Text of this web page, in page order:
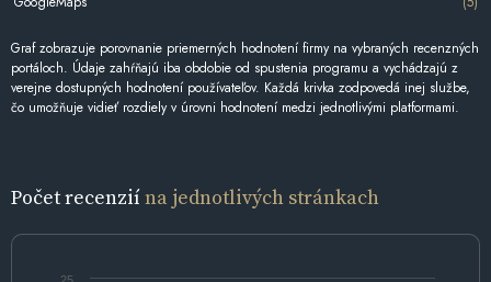
Graf zobrazuje porovnanie priemerných hodnotení firmy na vybraných recenzných
portáloch. Údaje zahŕňajú iba obdobie od spustenia programu a vychádzajú z
verejne dostupných hodnotení používateľov. Každá krivka zodpovedá inej službe,
čo umožňuje vidieť rozdiely v úrovni hodnotení medzi jednotlivými platformami.
Počet recenziína jednotlivých stránkach